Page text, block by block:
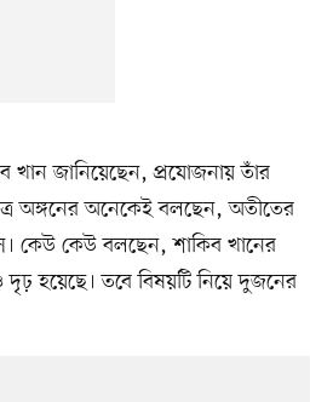
খান জানিয়েছেন, প্রযোজনায় তাঁর
অঙ্গনের অনেকেই বলছেন, অতীতের
কেউ কেউ বলছেন, শাকিব খানের
হয়েছে। তবে বিষয়টি নিয়ে দুজনের